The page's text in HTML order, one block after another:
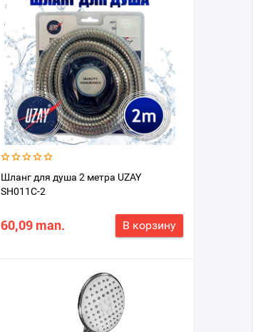
Шланг для душа 2 метра UZAY
SH011C-2
60,09 man. В корзину